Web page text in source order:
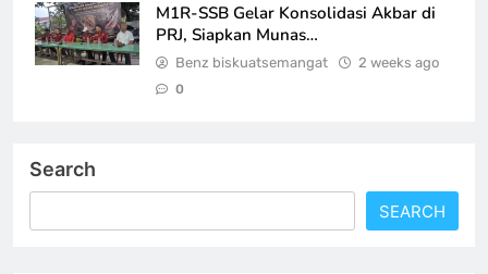
M1R-SSB Gelar Konsolidasi Akbar di
PRJ, Siapkan Munas…
Benz biskuatsemangat 2 weeks ago
0
Search
SEARCH